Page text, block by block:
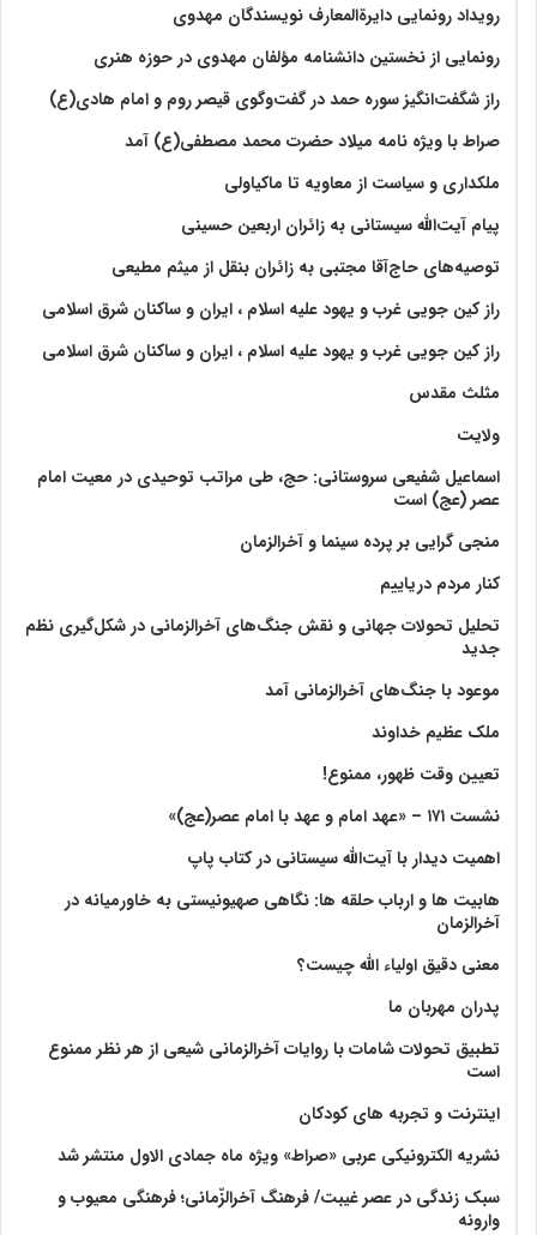
رویداد رونمایی دایرةالمعارف نویسندگان مهدوی
رونمایی از نخستین دانشنامه مؤلفان مهدوی در حوزه هنری
راز شگفت‌انگیز سوره حمد در گفت‌وگوی قیصر روم و امام هادی(ع)
صراط با ویژه نامه میلاد حضرت محمد مصطفی(ع) آمد
ملکداری و سیاست از معاویه تا ماکیاولی
پیام آیت‌الله سیستانی به زائران اربعین حسینی
توصیه‌های حاج‌آقا مجتبی به زائران بنقل از میثم مطیعی
راز کین جویی غرب و یهود علیه اسلام ، ایران و ساکنان شرق اسلامی
راز کین جویی غرب و یهود علیه اسلام ، ایران و ساکنان شرق اسلامی
مثلث مقدس
ولايت‏
اسماعیل شفیعی سروستانی: حج، طی مراتب توحیدی در معیت امام
عصر (عج) است
منجی گرایی بر پرده سینما و آخرالزمان
کنار مردم دریاییم
تحلیل تحولات جهانی و نقش جنگ‌های آخرالزمانی در شکل‌گیری نظم
جدید
موعود با جنگ‌های آخرالزمانی آمد
ملک عظیم خداوند
تعیین وقت ظهور، ممنوع!
نشست ۱۷۱ – «عهد امام و عهد با امام عصر(عج)»
اهمیت دیدار با آیت‌الله سیستانی در کتاب پاپ
هابیت ها و ارباب حلقه ها: نگاهی صهیونیستی به خاورمیانه در
آخرالزمان
معنی دقیق اولیاء الله چیست؟
پدران مهربان ما
تطبیق تحولات شامات با روایات آخرالزمانی شیعی از هر نظر ممنوع
است
اینترنت و تجربه های کودکان
نشریه الکترونیکی عربی «صراط» ویژه ماه جمادی الاول منتشر شد
سبک زندگی در عصر غیبت/ فرهنگ آخرالزّمانی؛ فرهنگی معیوب و
وارونه